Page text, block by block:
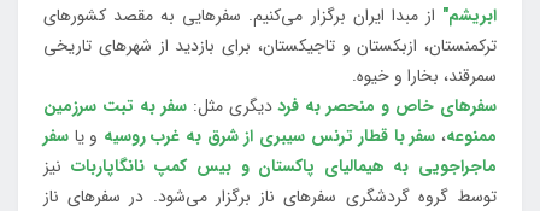
ابریشم" از مبدا ایران برگزار می‌کنیم. سفرهایی به مقصد کشورهای
ترکمنستان، ازبکستان و تاجیکستان، برای بازدید از شهرهای تاریخی
سمرقند، بخارا و خیوه.
سفرهای خاص و منحصر به فرددیگری مثل:سفر به تبت سرزمین
ممنوعه، سفر با قطار ترنس سیبری از شرق به غرب روسیه و یا سفر
ماجراجویی به هیمالیای پاکستان و بیس کمپ نانگاپاربات نیز
توسط گروه گردشگری سفرهای ناز برگزار می‌شود. در سفرهای ناز